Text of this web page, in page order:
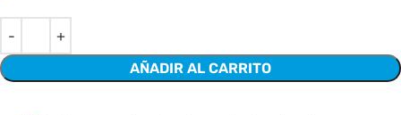
AÑADIR AL CARRITO